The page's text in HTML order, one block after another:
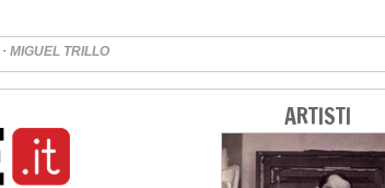
· MIGUEL TRILLO
ARTISTI